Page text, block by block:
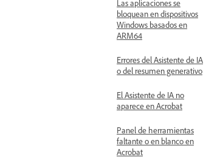
Las aplicaciones se
bloquean en dispositivos
Windows basados en
ARM64
Errores del Asistente de IA
o del resumen generativo
El Asistente de IA no
aparece en Acrobat
Panel de herramientas
faltante o en blanco en
Acrobat